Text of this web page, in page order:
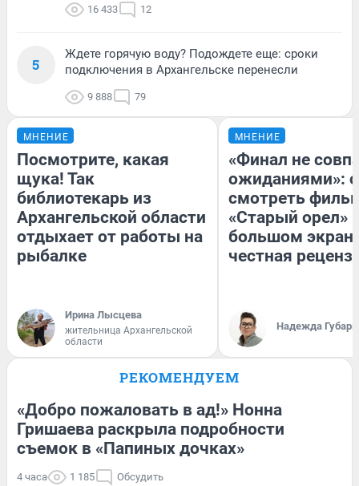
16 433 12
5
Ждете горячую воду? Подождете еще: сроки
подключения в Архангельске перенесли
9 888 79
МНЕНИЕ
Посмотрите, какая
щука! Так
библиотекарь из
Архангельской области
отдыхает от работы на
рыбалке
Ирина Лысцева
жительница Архангельской
области
МНЕНИЕ
«Финал не
ожиданиями»:
смотреть
«Старый орел»
большом
честная
Надежда Губарь
РЕКОМЕНДУЕМ
«Добро пожаловать в ад!» Нонна
Гришаева раскрыла подробности
съемок в «Папиных дочках»
4 часа 1 185 Обсудить